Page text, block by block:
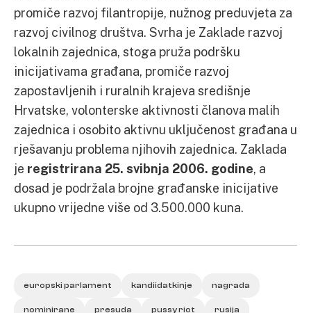
promiče razvoj filantropije, nužnog preduvjeta za
razvoj civilnog društva. Svrha je Zaklade razvoj
lokalnih zajednica, stoga pruža podršku
inicijativama građana, promiče razvoj
zapostavljenih i ruralnih krajeva središnje
Hrvatske, volonterske aktivnosti članova malih
zajednica i osobito aktivnu uključenost građana u
rješavanju problema njihovih zajednica. Zaklada
je registrirana 25. svibnja 2006. godine, a
dosad je podržala brojne građanske inicijative
ukupno vrijedne više od 3.500.000 kuna.
europski parlament kandiidatkinje nagrada
nominirane presuda pussy riot rusija